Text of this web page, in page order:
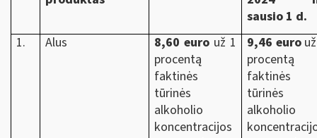
sausio 1 d.
1.
Alus 8,60 euro už 1
procentą
faktinės
tūrinės
alkoholio
koncentracijos
9,46 euro
procentą
faktinės
tūrinės
alkoholio